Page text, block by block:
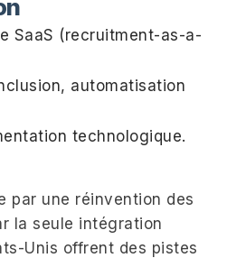
SaaS (recruitment-as-a-
automatisation
technologique.
par une réinvention des
la seule intégration
Unis offrent des pistes